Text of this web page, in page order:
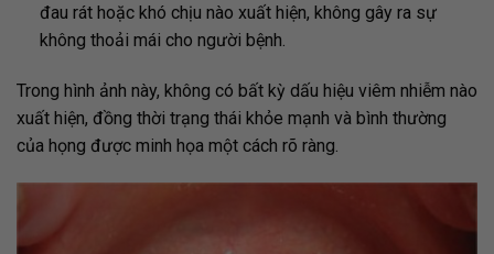
đau rát hoặc khó chịu nào xuất hiện, không gây ra sự
không thoải mái cho người bệnh.
Trong hình ảnh này, không có bất kỳ dấu hiệu viêm nhiễm nào
xuất hiện, đồng thời trạng thái khỏe mạnh và bình thường
của họng được minh họa một cách rõ ràng.